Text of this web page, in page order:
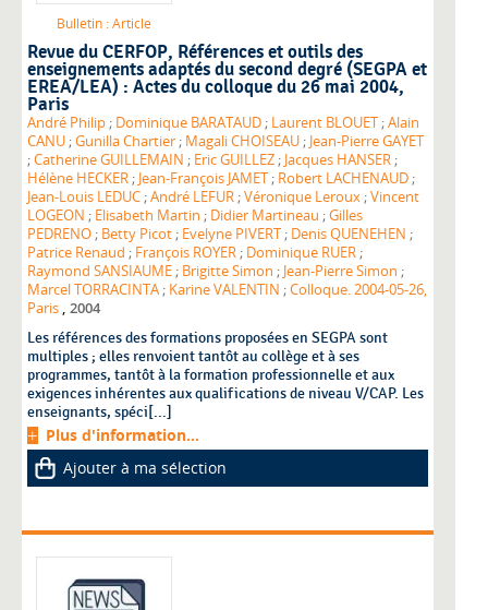
Bulletin : Article
Revue du CERFOP, Références et outils des
enseignements adaptés du second degré (SEGPA et
EREA/LEA) : Actes du colloque du 26 mai 2004,
Paris
André Philip ; Dominique BARATAUD ; Laurent BLOUET ;Alain
CANU ;Gunilla Chartier ; Magali CHOISEAU ; Jean-Pierre GAYET
;Catherine GUILLEMAIN ; Eric GUILLEZ ; Jacques HANSER ;
Hélène HECKER ; Jean-François JAMET ; Robert LACHENAUD ;
Jean-Louis LEDUC ;André LEFUR ;Véronique Leroux ;Vincent
LOGEON ; Elisabeth Martin ; Didier Martineau ;Gilles
PEDRENO ; Betty Picot ; Evelyne PIVERT ; Denis QUENEHEN ;
Patrice Renaud ; François ROYER ; Dominique RUER ;
Raymond SANSIAUME ; Brigitte Simon ; Jean-Pierre Simon ;
Marcel TORRACINTA ; Karine VALENTIN ;Colloque. 2004-05-26,
Paris , 2004
Les références des formations proposées en SEGPA sont
multiples ; elles renvoient tantôt au collège et à ses
programmes, tantôt à la formation professionnelle et aux
exigences inhérentes aux qualifications de niveau V/CAP. Les
enseignants, spéci[...]
Plus d'information...
Ajouter à ma sélection